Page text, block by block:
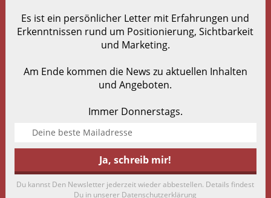
Es ist ein persönlicher Letter mit Erfahrungen und
Erkenntnissen rund um Positionierung, Sichtbarkeit
und Marketing.
Am Ende kommen die News zu aktuellen Inhalten
und Angeboten.
Immer Donnerstags.
Du kannst Den Newsletter jederzeit wieder abbestellen. Details findest
Du in unserer Datenschutzerklärung